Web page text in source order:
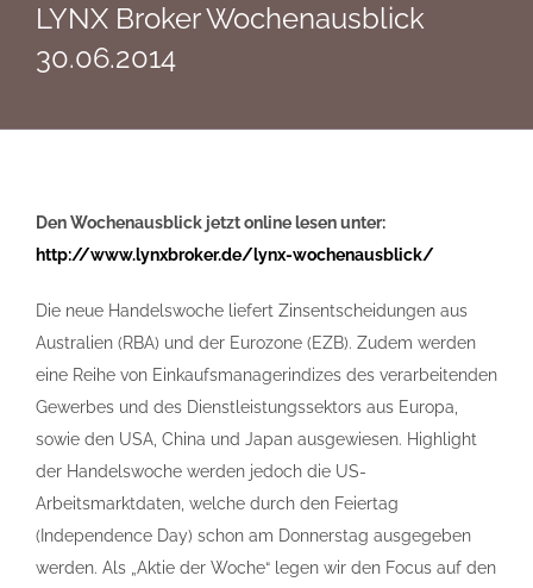
LYNX Broker Wochenausblick
30.06.2014
Den Wochenausblick jetzt online lesen unter:
http://www.lynxbroker.de/lynx-wochenausblick/
Die neue Handelswoche liefert Zinsentscheidungen aus
Australien (RBA) und der Eurozone (EZB). Zudem werden
eine Reihe von Einkaufsmanagerindizes des verarbeitenden
Gewerbes und des Dienstleistungssektors aus Europa,
sowie den USA, China und Japan ausgewiesen. Highlight
der Handelswoche werden jedoch die US-
Arbeitsmarktdaten, welche durch den Feiertag
(Independence Day) schon am Donnerstag ausgegeben
werden. Als „Aktie der Woche“ legen wir den Focus auf den